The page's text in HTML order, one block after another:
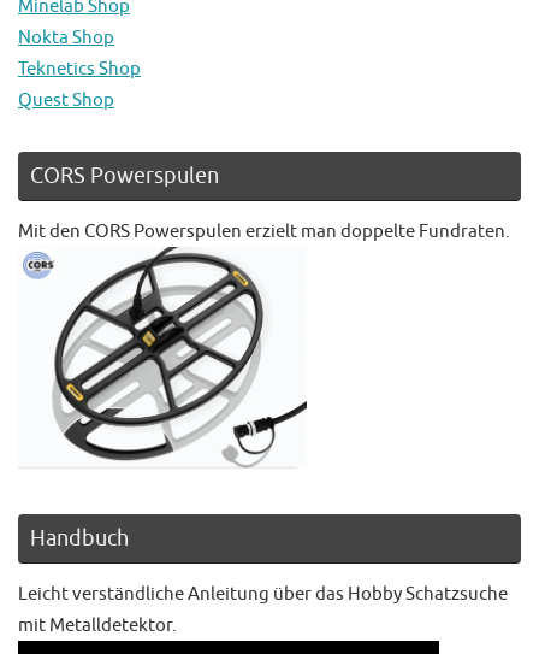
Minelab Shop
Nokta Shop
Teknetics Shop
Quest Shop
CORS Powerspulen
Mit den CORS Powerspulen erzielt man doppelte Fundraten.
Handbuch
Leicht verständliche Anleitung über das Hobby Schatzsuche
mit Metalldetektor.